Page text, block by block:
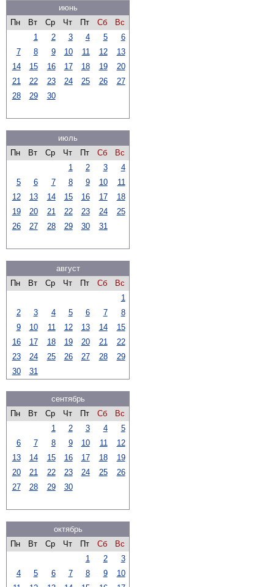
июнь
Пн
Вт Ср Чт Пт Сб
Вс
1
2 3 4 5
6
7
8 9 10 11 12
13
14
15 16 17 18 19
20
21
22 23 24 25 26
27
28
29 30
июль
Пн
Вт Ср Чт Пт Сб
Вс
1
2 3
4
5
6 7 8 9 10
11
12
13 14 15 16 17
18
19
20 21 22 23 24
25
26
27 28 29 30 31
август
Пн
Вт Ср Чт Пт Сб
Вс
1
2
3 4 5 6 7
8
9
10 11 12 13 14
15
16
17 18 19 20 21
22
23
24 25 26 27 28
29
30
31
сентябрь
Пн
Вт Ср Чт Пт Сб
Вс
1
2 3 4
5
6
7 8 9 10 11
12
13
14 15 16 17 18
19
20
21 22 23 24 25
26
27
28 29 30
октябрь
Пн
Вт Ср Чт Пт Сб
Вс
1
2
3
4
5 6 7 8 9
10